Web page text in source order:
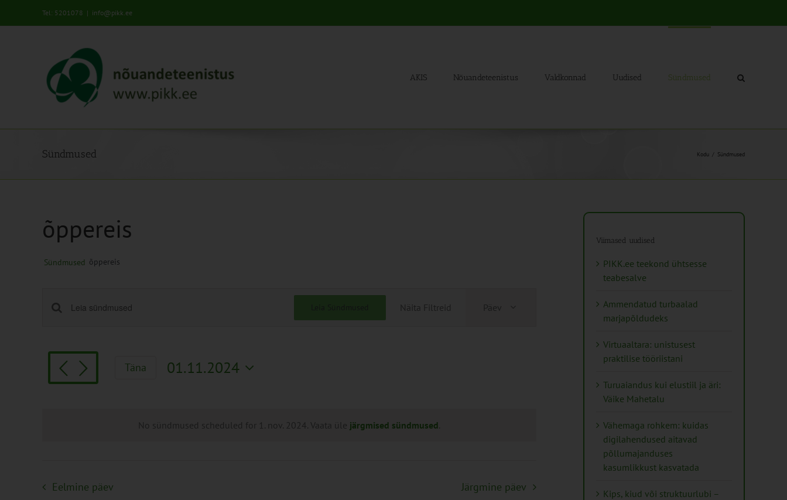
Tel: 5201078 | info@pikk.ee
AKIS Nõuandeteenistus Valdkonnad Uudised Sündmused
Sündmused Kodu Sündmused
No sündmused scheduled for 1. nov. 2024. Vaata üle järgmised sündmused
õppereis
Sündmused õppereis
Sündmused
Views
Navigation
Enter
for
Sündmused
by
Näita Filtreid
Views
Päev
Täna
01.11.2024
Eelmine päev Järgmine päev
Viimased uudised
PIKK.ee teekond ühtsesse
teabesalve
Ammendatud turbaalad
marjapõldudeks
Virtuaaltara: unistusest
praktilise tööriistani
Turuaiandus kui elustiil ja äri:
Väike Mahetalu
Vähemaga rohkem: kuidas
digilahendused aitavad
põllumajanduses
kasumlikkust kasvatada
Kips, kiud või struktuurlubi –